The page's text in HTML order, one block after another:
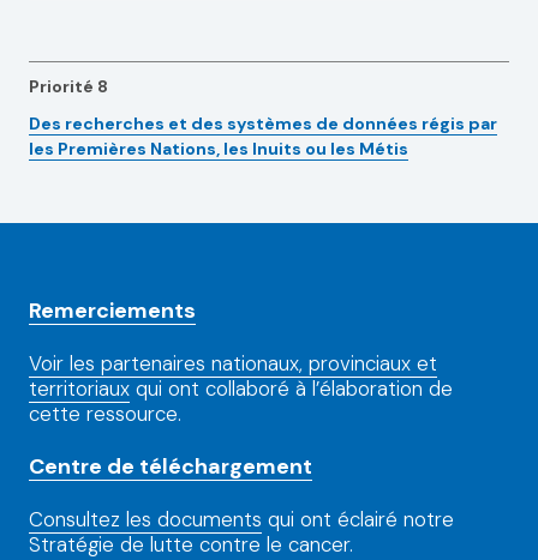
Priorité 8
Des recherches et des systèmes de données régis par
les Premières Nations, les Inuits ou les Métis
Remerciements
Voir les partenaires nationaux, provinciaux et
territoriaux qui ont collaboré à l’élaboration de
cette ressource.
Centre de téléchargement
Consultez les documents qui ont éclairé notre
Stratégie de lutte contre le cancer.